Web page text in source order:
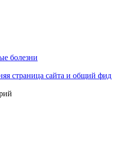
болезни
страница сайта и общий фид